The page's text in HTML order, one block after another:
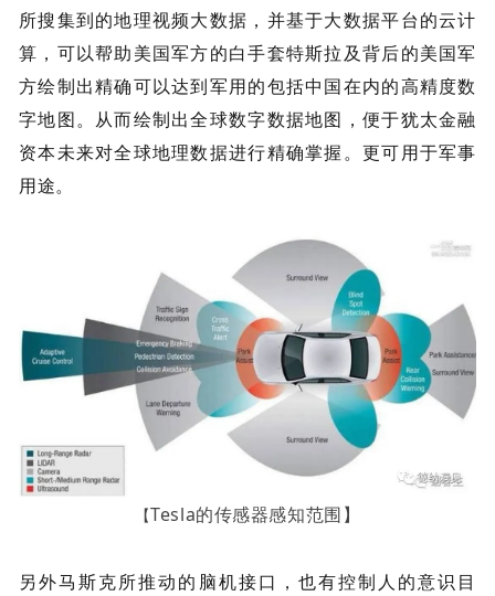
所搜集到的地理视频大数据，并基于大数据平台的云计
算，可以帮助美国军方的白手套特斯拉及背后的美国军
方绘制出精确可以达到军用的包括中国在内的高精度数
字地图。从而绘制出全球数字数据地图，便于犹太金融
资本未来对全球地理数据进行精确掌握。更可用于军事
用途。
【Tesla的传感器感知范围】
另外马斯克所推动的脑机接口，也有控制人的意识目